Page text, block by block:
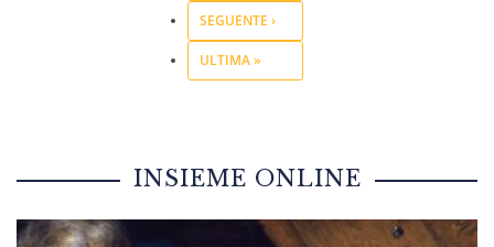
SEGUENTE ›
ULTIMA »
INSIEME ONLINE